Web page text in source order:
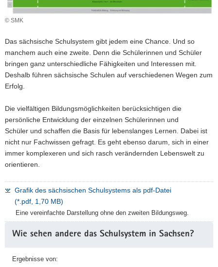
v
g
a
t
i
o
© SMK
Das sächsische Schulsystem gibt jedem eine Chance. Und so
manchem auch eine zweite. Denn die Schülerinnen und Schüler
bringen ganz unterschiedliche Fähigkeiten und Interessen mit.
Deshalb führen sächsische Schulen auf verschiedenen Wegen zum
Erfolg.
Die vielfältigen Bildungsmöglichkeiten berücksichtigen die
persönliche Entwicklung der einzelnen Schülerinnen und
Schüler und schaffen die Basis für lebenslanges Lernen. Dabei ist
nicht nur Fachwissen gefragt. Es geht ebenso darum, sich in einer
immer komplexeren und sich rasch verändernden Lebenswelt zu
orientieren.
Grafik des sächsischen Schulsystems als pdf-Datei
(*.pdf, 1,70 MB)
Eine vereinfachte Darstellung ohne den zweiten Bildungsweg.
Information
Wie sehen andere das Schulsystem in Sachsen?
Ergebnisse von: